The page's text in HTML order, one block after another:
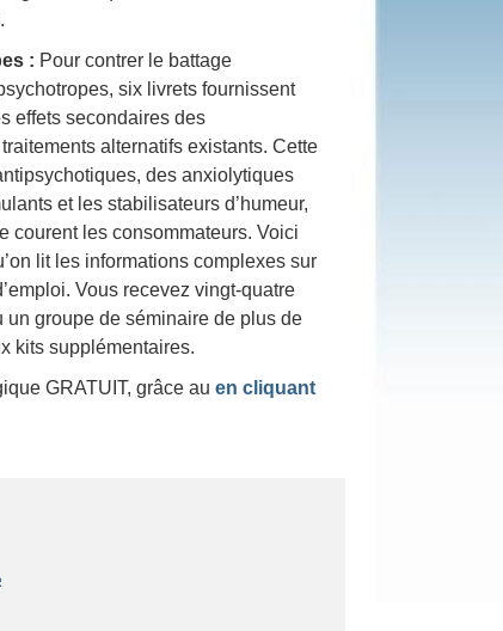
: Pour contrer le battage
six livrets fournissent
effets secondaires des
alternatifs existants. Cette
des anxiolytiques
et les stabilisateurs d’humeur,
courent les consommateurs. Voici
lit les informations complexes sur
Vous recevez vingt-quatre
un groupe de séminaire de plus de
kits supplémentaires.
GRATUIT, grâce au en cliquant